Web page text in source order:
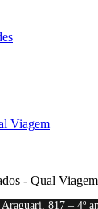
Viagem
- Qual Viagem
817 – 4º